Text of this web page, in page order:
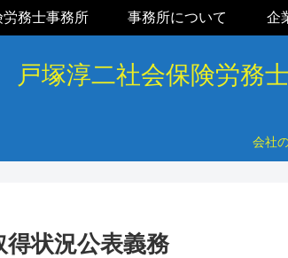
戸塚淳二社会保険労
会社
労務士事務所 事務所について 企
得状況公表義務